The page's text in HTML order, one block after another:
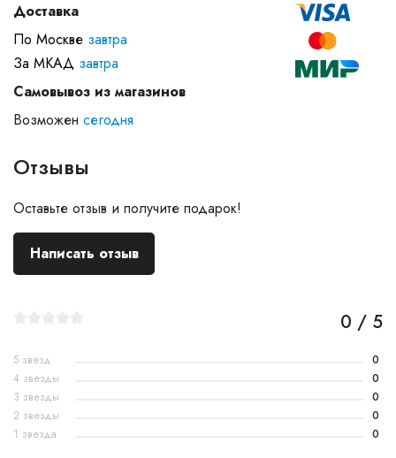
Доставка
По Москве завтра
За МКАД завтра
Самовывоз из магазинов
Возможен сегодня
Отзывы
Оставьте отзыв и получите подарок!
Написать отзыв
0 / 5
5 звезд
0
4 звезды
0
3 звезды
0
2 звезды
0
1 звезда
0